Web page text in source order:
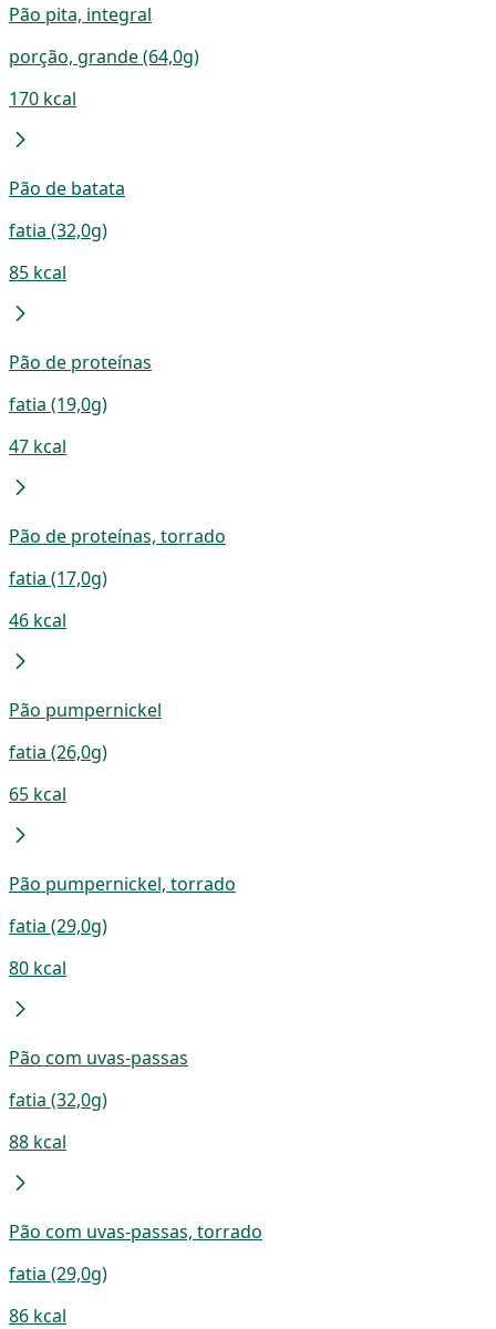
Pão pita, integral
porção, grande (64,0g)
170 kcal
Pão de batata
fatia (32,0g)
85 kcal
Pão de proteínas
fatia (19,0g)
47 kcal
Pão de proteínas, torrado
fatia (17,0g)
46 kcal
Pão pumpernickel
fatia (26,0g)
65 kcal
Pão pumpernickel, torrado
fatia (29,0g)
80 kcal
Pão com uvas-passas
fatia (32,0g)
88 kcal
Pão com uvas-passas, torrado
fatia (29,0g)
86 kcal